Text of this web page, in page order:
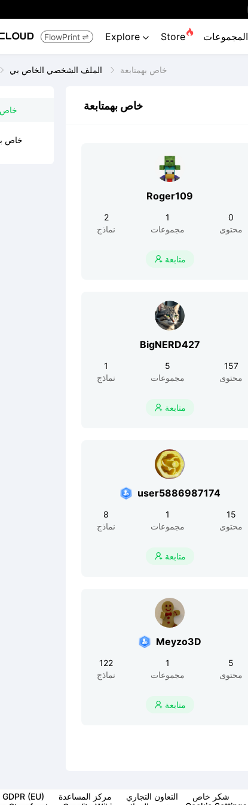
FlowPrint  Explore  Store المجموعات
خاص بهمتابعة
خاص
خاص
خاص بهمتابعة
Roger109
2
نماذج
1
مجموعات
0
محتوى
 متابعة
BigNERD427
1
نماذج
5
مجموعات
157
محتوى
 متابعة
user5886987174
8
نماذج
1
مجموعات
15
محتوى
 متابعة
Meyzo3D
122
نماذج
1
مجموعات
5
محتوى
 متابعة
GDPR (EU) مركز المساعدة التعاون التجاري
شكر خاص